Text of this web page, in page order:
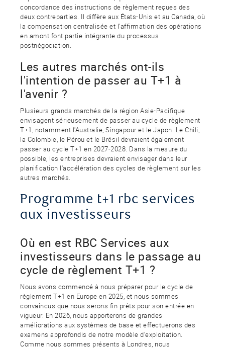
concordance des instructions de règlement reçues des
deux contreparties. Il diffère aux États-Unis et au Canada, où
la compensation centralisée et l'affirmation des opérations
en amont font partie intégrante du processus
postnégociation.
Les autres marchés ont-ils
l'intention de passer au T+1 à
l'avenir ?
Plusieurs grands marchés de la région Asie-Pacifique
envisagent sérieusement de passer au cycle de règlement
T+1, notamment l'Australie, Singapour et le Japon. Le Chili,
la Colombie, le Pérou et le Brésil devraient également
passer au cycle T+1 en 2027-2028. Dans la mesure du
possible, les entreprises devraient envisager dans leur
planification l'accélération des cycles de règlement sur les
autres marchés.
Programme t+1 rbc services
aux investisseurs
Où en est RBC Services aux
investisseurs dans le passage au
cycle de règlement T+1 ?
Nous avons commencé à nous préparer pour le cycle de
règlement T+1 en Europe en 2025, et nous sommes
convaincus que nous serons fin prêts pour son entrée en
vigueur. En 2026, nous apporterons de grandes
améliorations aux systèmes de base et effectuerons des
examens approfondis de notre modèle d'exploitation.
Comme nous sommes présents à Londres, nous